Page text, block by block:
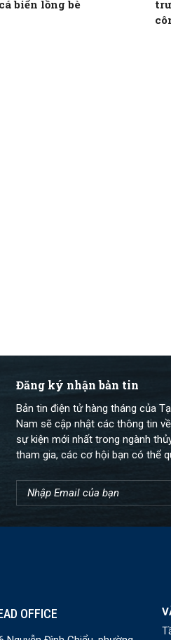
cá biển lồng bè
Đăng ký nhận bản tin
Bản tin điện tử hàng tháng của
Nam sẽ cập nhật các thông tin
sự kiện mới nhất trong ngành
tham gia, các cơ hội bạn có thể
OFFICE